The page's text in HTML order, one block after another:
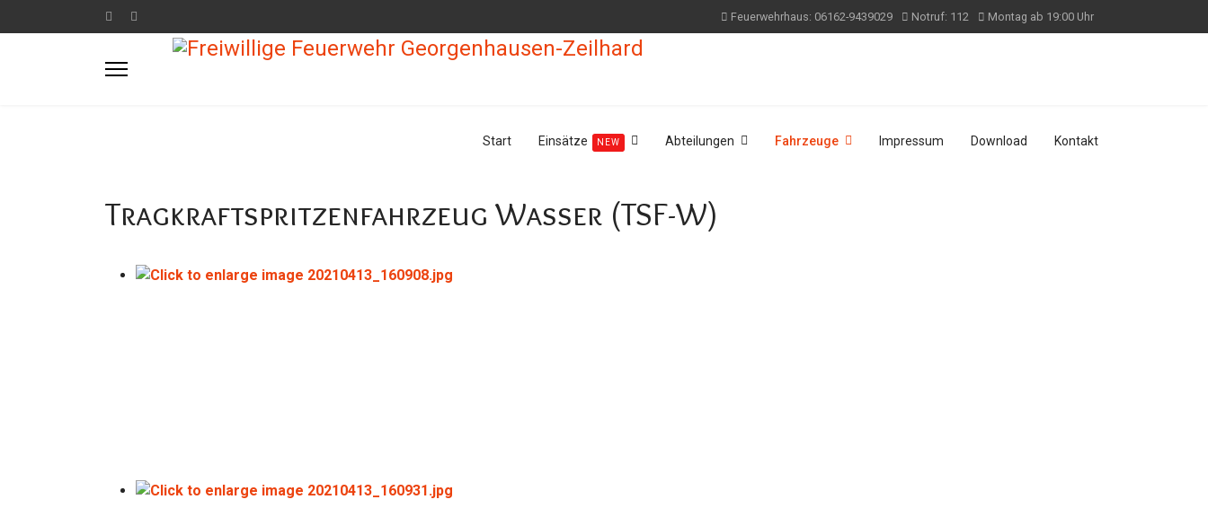
Feuerwehrhaus: 06162-9439029 Notruf: 112 Montag ab 19:00 Uhr
Start Einsätze NEW Abteilungen Fahrzeuge Impressum Download Kontakt
Tragkraftspritzenfahrzeug Wasser (TSF-W)